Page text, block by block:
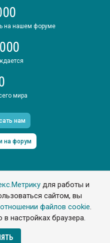
для работы и
сайтом, вы
файлов cookie.
настройках браузера.
на нашем форуме
мира
нам
на форум
права защищены
сайта с обязательной
plastic.ru